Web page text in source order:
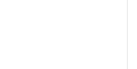
sièges
voie